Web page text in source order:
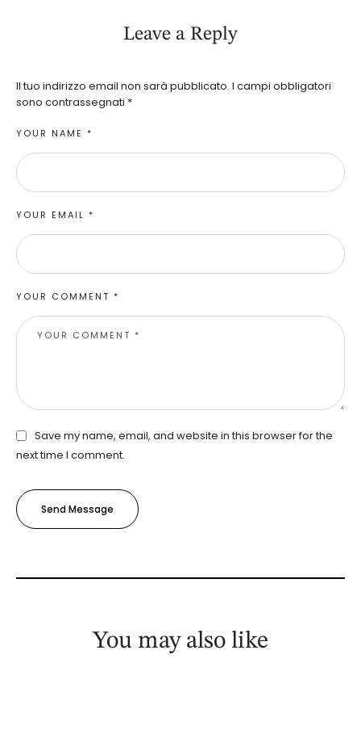
Leave a Reply
Il tuo indirizzo email non sarà pubblicato. I campi obbligatori
sono contrassegnati *
YOUR COMMENT *
YOUR NAME *
YOUR EMAIL *
Save my name, email, and website in this browser for the
next time I comment.
Send Message
You may also like